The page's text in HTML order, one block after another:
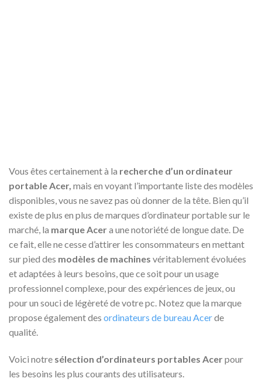
Vous êtes certainement à la recherche d’un ordinateur
portable Acer, mais en voyant l’importante liste des modèles
disponibles, vous ne savez pas où donner de la tête. Bien qu’il
existe de plus en plus de marques d’ordinateur portable sur le
marché, la marque Acera une notoriété de longue date. De
ce fait, elle ne cesse d’attirer les consommateurs en mettant
sur pied des modèles de machines véritablement évoluées
et adaptées à leurs besoins, que ce soit pour un usage
professionnel complexe, pour des expériences de jeux, ou
pour un souci de légèreté de votre pc. Notez que la marque
propose également des ordinateurs de bureau Acerde
qualité.
Voici notre sélection d’ordinateurs portables Acerpour
les besoins les plus courants des utilisateurs.